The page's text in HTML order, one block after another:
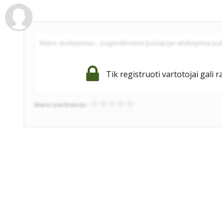
Tik registruoti vartotojai gali
Mano įvertinimas: